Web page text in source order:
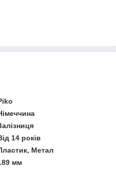
14 років
Метал
мм